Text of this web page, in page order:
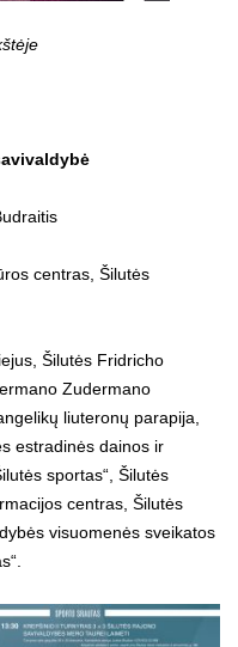
centras, Šilutės
Šilutės Fridricho
Zudermano
liuteronų parapija,
estradinės dainos ir
sportas“, Šilutės
centras, Šilutės
visuomenės sveikatos